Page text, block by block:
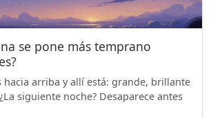
se pone más temprano
hacia arriba y allí está: grande, brillante
siguiente noche? Desaparece antes